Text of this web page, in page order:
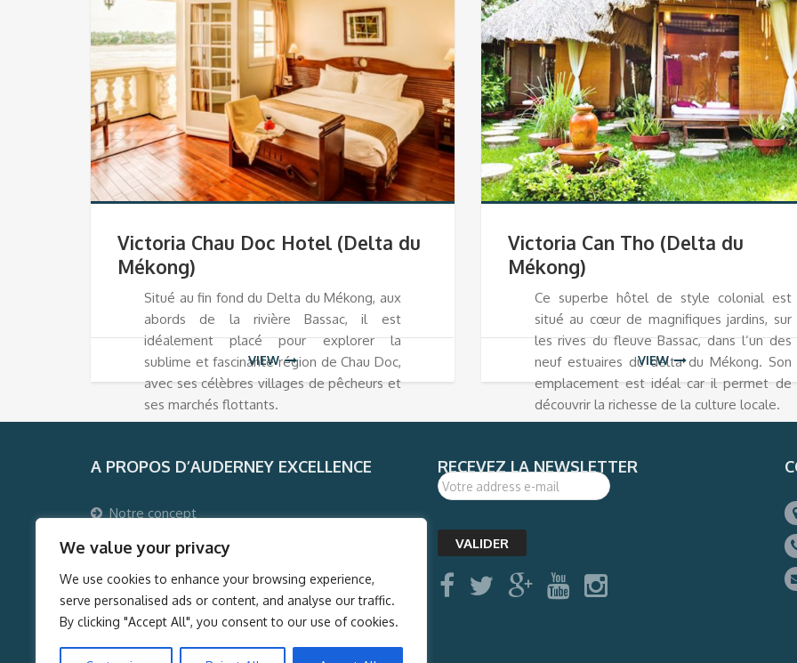
We value your privacy
We use cookies to enhance your browsing experience,
serve personalised ads or content, and analyse our traffic.
By clicking "Accept All", you consent to our use of cookies.
Victoria Chau Doc Hotel (Delta du
Mékong)
Situé au fin fond du Delta du Mékong, aux
abords de la rivière Bassac, il est
idéalement placé pour explorer la
sublime et fascinante région de Chau Doc,
avec ses célèbres villages de pêcheurs et
ses marchés flottants.
VIEW
Victoria Can Tho (Delta du
Mékong)
Ce superbe hôtel de style colonial est
situé au cœur de magnifiques jardins, sur
les rives du fleuve Bassac, dans l’un des
neuf estuaires du delta du Mékong. Son
emplacement est idéal car il permet de
découvrir la richesse de la culture locale.
VIEW
A PROPOS D’AUDERNEY EXCELLENCE
Notre concept
Pourquoi voyager avec Auderney Excellence ?
Qui sommes-nous ?
Auderney Excellence Events
RECEVEZ LA NEWSLETTER